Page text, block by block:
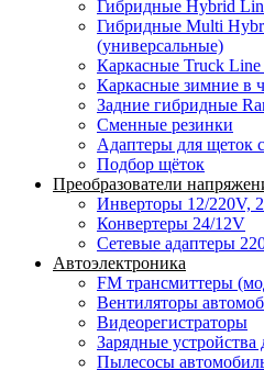
Гибридные Hybrid
Гибридные Multi
(универсальные)
Каркасные Truck Line
Каркасные зимние в
Задние гибридные
Сменные резинки
Адаптеры для щеток
Подбор щёток
Преобразователи
Инверторы 12/220V,
Конвертеры 24/12V
Сетевые адаптеры
Автоэлектроника
FM трансмиттеры
Вентиляторы
Видеорегистраторы
Зарядные устройства
Пылесосы